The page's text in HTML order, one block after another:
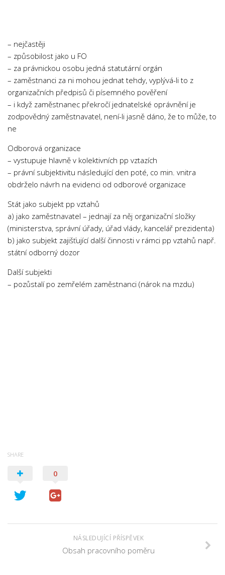
Ekologie
Ekonomie
Fyzika
Informatika
Jazyky
Marketing
Němčina
Občanská nauka
Pedagogika
Právo
Psychologie a Sociologie
Společenské vědy
Účetnictví
– nejčastěji
– způsobilost jako u FO
– za právnickou osobu jedná statutární orgán
– zaměstnanci za ni mohou jednat tehdy, vyplývá-li to z
organizačních předpisů či písemného pověření
– i když zaměstnanec překročí jednatelské oprávnění je
zodpovědný zaměstnavatel, není-li jasně dáno, že to může, to
ne
Odborová organizace
– vystupuje hlavně v kolektivních pp vztazích
– právní subjektivitu následující den poté, co min. vnitra
obdrželo návrh na evidenci od odborové organizace
Stát jako subjekt pp vztahů
a) jako zaměstnavatel – jednají za něj organizační složky
(ministerstva, správní úřady, úřad vlády, kancelář prezidenta)
b) jako subjekt zajišťující další činnosti v rámci pp vztahů např.
státní odborný dozor
Další subjekti
– pozůstalí po zemřelém zaměstnanci (nárok na mzdu)
SHARE
0
NÁSLEDUJÍCÍ PŘÍSPĚVEK
Obsah pracovního poměru